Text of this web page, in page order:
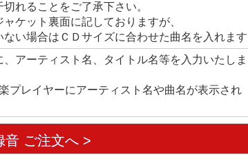
れることをご了承下さい。
ケット裏面に記しておりますが、
ない場合はＣＤサイズに合わせた曲名を入れます
アーティスト名、タイトル名等を入力いたしま
プレイヤーにアーティスト名や曲名が表示され
音 ご注文へ >